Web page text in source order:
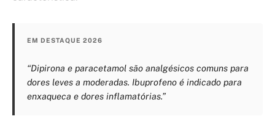
EM DESTAQUE 2026
“Dipirona e paracetamol são analgésicos comuns para
dores leves a moderadas. Ibuprofeno é indicado para
enxaqueca e dores inflamatórias.”